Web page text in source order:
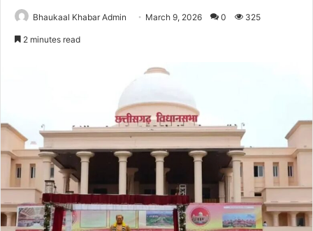
Bhaukaal Khabar Admin March 9, 2026 0 325
2 minutes read